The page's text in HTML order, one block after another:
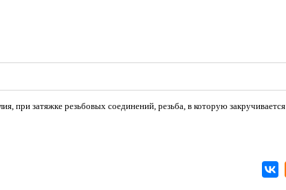
при затяжке резьбовых соединений, резьба, в которую закручивается